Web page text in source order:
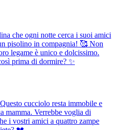
che ogni notte cerca i suoi amici
pisolino in compagnia! 🥰 Non
legame è unico e dolcissimo.
prima di dormire? ✨
cucciolo resta immobile e
mamma. Verrebbe voglia di
i vostri amici a quattro zampe